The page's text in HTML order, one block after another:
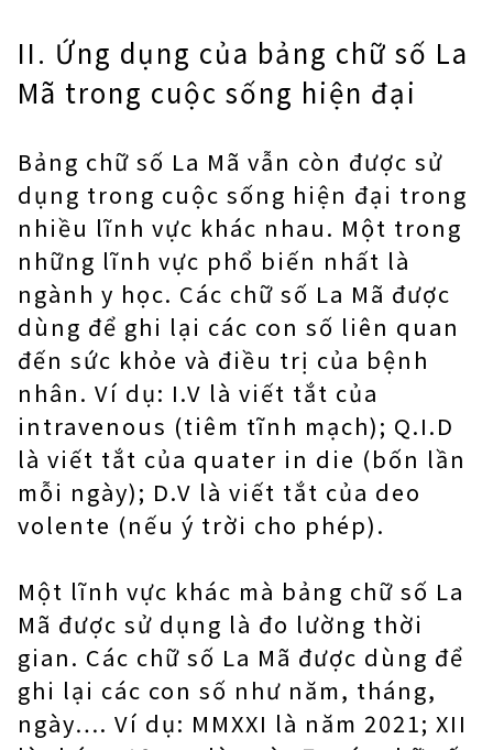
II. Ứng dụng của bảng chữ số La
Mã trong cuộc sống hiện đại
Bảng chữ số La Mã vẫn còn được sử
dụng trong cuộc sống hiện đại trong
nhiều lĩnh vực khác nhau. Một trong
những lĩnh vực phổ biến nhất là
ngành y học. Các chữ số La Mã được
dùng để ghi lại các con số liên quan
đến sức khỏe và điều trị của bệnh
nhân. Ví dụ: I.V là viết tắt của
intravenous (tiêm tĩnh mạch); Q.I.D
là viết tắt của quater in die (bốn lần
mỗi ngày); D.V là viết tắt của deo
volente (nếu ý trời cho phép).
Một lĩnh vực khác mà bảng chữ số La
Mã được sử dụng là đo lường thời
gian. Các chữ số La Mã được dùng để
ghi lại các con số như năm, tháng,
ngày…. Ví dụ: MMXXI là năm 2021; XII